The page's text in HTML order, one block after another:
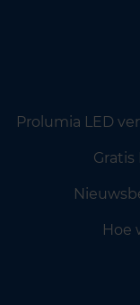
Prolumia LED
Gratis
Hoe